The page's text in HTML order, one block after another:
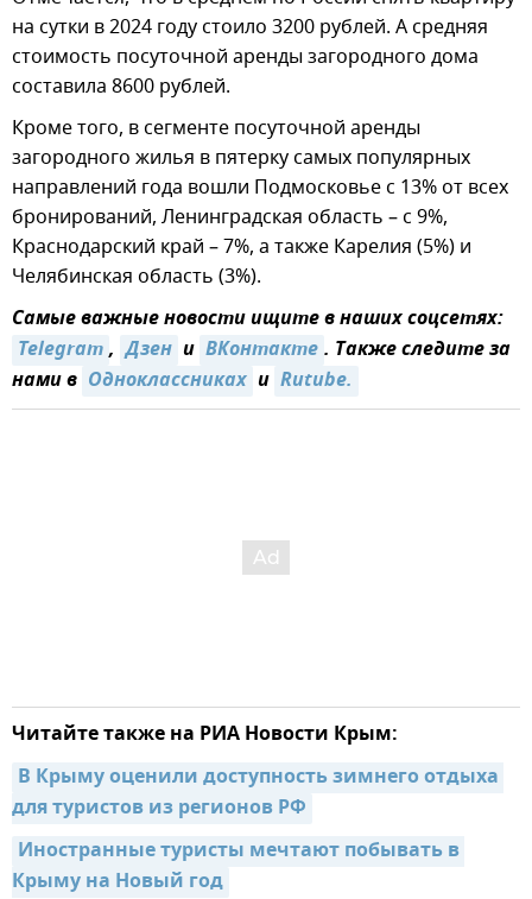
на сутки в 2024 году стоило 3200 рублей. А средняя
стоимость посуточной аренды загородного дома
составила 8600 рублей.
Кроме того, в сегменте посуточной аренды
загородного жилья в пятерку самых популярных
направлений года вошли Подмосковье с 13% от всех
бронирований, Ленинградская область – с 9%,
Краснодарский край – 7%, а также Карелия (5%) и
Челябинская область (3%).
Самые важные новости ищите в наших соцсетях:
Telegram, Дзен и ВКонтакте. Также следите за
нами в Одноклассниках и Rutube.
Читайте также на РИА Новости Крым:
В Крыму оценили доступность зимнего отдыха
для туристов из регионов РФ
Иностранные туристы мечтают побывать в
Крыму на Новый год